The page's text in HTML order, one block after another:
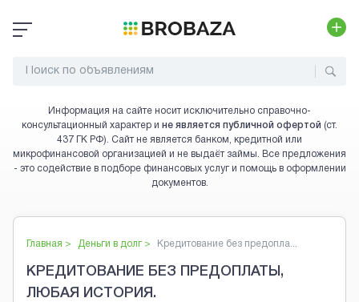
Информация на сайте носит исключительно справочно-
консультационный характер и не является публичной офертой (ст.
437 ГК РФ). Сайт не является банком, кредитной или
микрофинансовой организацией и не выдаёт займы. Все предложения
- это содействие в подборе финансовых услуг и помощь в оформлении
документов.
Главная > Деньги в долг> Кредитование без предопла...
КРЕДИТОВАНИЕ БЕЗ ПРЕДОПЛАТЫ,
ЛЮБАЯ ИСТОРИЯ.